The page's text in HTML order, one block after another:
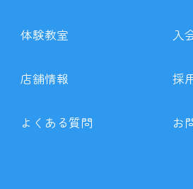
体験教室 入
店舗情報 採
よくある質問 お